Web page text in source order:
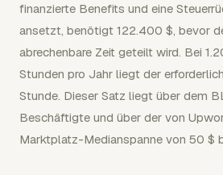
finanzierte Benefits und eine
ansetzt, benötigt 122.400 $, bevor
abrechenbare Zeit geteilt wird. Bei
Stunden pro Jahr liegt der
Stunde. Dieser Satz liegt über dem
Beschäftigte und über der von
Marktplatz-Medianspanne von 50 $